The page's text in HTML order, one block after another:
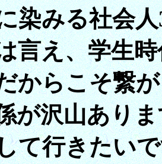
染みる社会
、学生時代
からこそ繋
山あります
て行きたい